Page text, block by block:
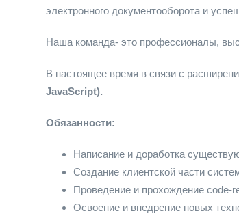
электронного документооборота и
Наша команда- это профессионалы,
В настоящее время в связи с
JavaScript).
Обязанности:
Написание и доработка
Создание клиентской части
Проведение и прохождение code-
Освоение и внедрение новых